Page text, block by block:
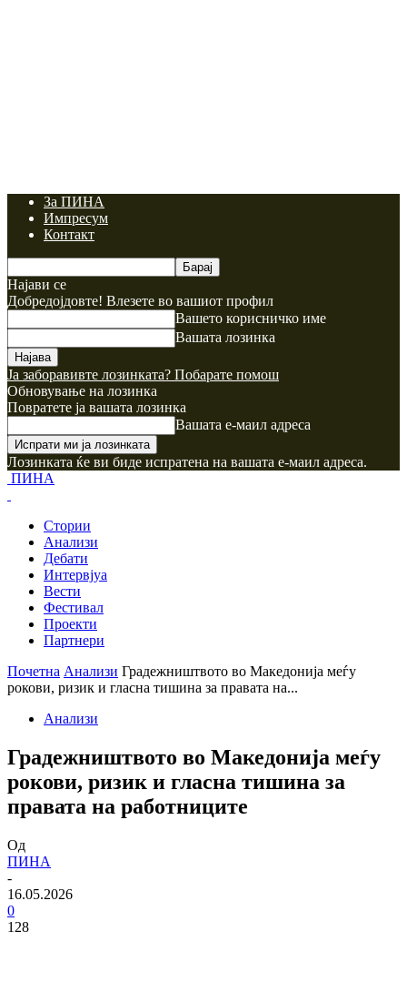
За ПИНА
Импресум
Контакт
Најави се
Добредојдовте! Влезете во вашиот профил
Вашето корисничко име
Вашата лозинка
Ја заборавивте лозинката? Побарате помош
Обновување на лозинка
Повратете ја вашата лозинка
Вашата е-маил адреса
Лозинката ќе ви биде испратена на вашата е-маил адреса.
ПИНА
Стории
Анализи
Дебати
Интервјуа
Вести
Фестивал
Проекти
Партнери
Почетна Анализи Градежништвото во Македонија меѓу
рокови, ризик и гласна тишина за правата на...
Анализи
Градежништвото во Македонија меѓу
рокови, ризик и гласна тишина за
правата на работниците
Од
ПИНА
-
16.05.2026
0
128